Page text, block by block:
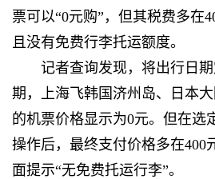
票可以“0元购”，但其税费多在
且没有免费行李托运额度。
记者查询发现，将出行日
期，上海飞韩国济州岛、日本
的机票价格显示为0元。但在选
操作后，最终支付价格多在400
面提示“无免费托运行李”。